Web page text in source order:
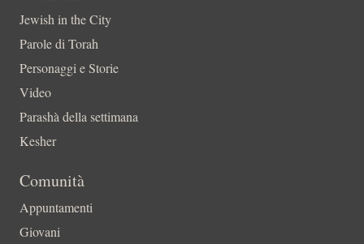
Jewish in the City
Parole di Torah
Personaggi e Storie
Video
Parashà della settimana
Kesher
Comunità
Appuntamenti
Giovani